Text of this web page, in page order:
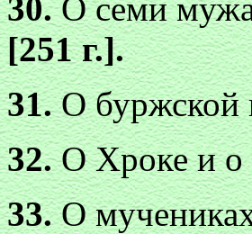
30.О семи
[251 г.].
31.О буржской
32.О Хроке и о
33.О